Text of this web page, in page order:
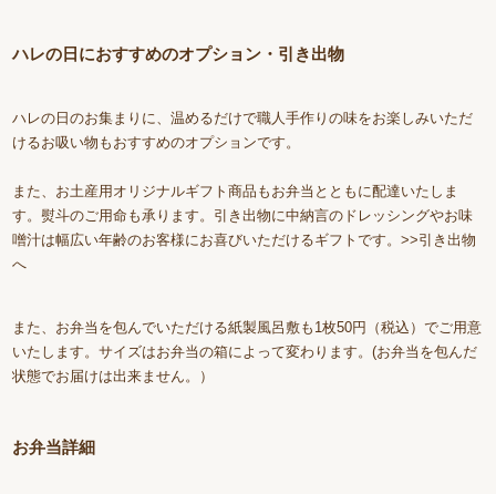
ハレの日におすすめのオプション・引き出物
ハレの日のお集まりに、温めるだけで職人手作りの味をお楽しみいただ
けるお吸い物 もおすすめのオプションです。
また、お土産用オリジナルギフト商品もお弁当とともに配達いたしま
す。熨斗のご用命も承ります。引き出物に中納言のドレッシングやお味
噌汁は幅広い年齢のお客様にお喜びいただけるギフトです。>>引き出物
へ
また、お弁当を包んでいただける紙製風呂敷も1枚50円（税込）でご用意
いたします。サイズはお弁当の箱によって変わります。(お弁当を包んだ
状態でお届けは出来ません。）
お弁当詳細